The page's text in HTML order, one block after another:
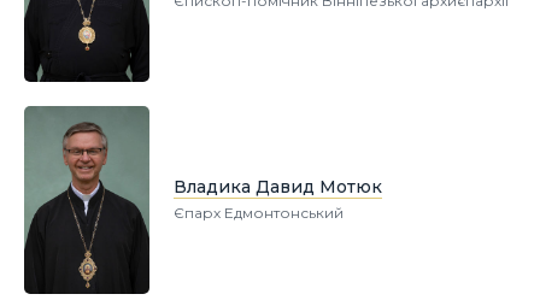
Владика Давид Мотюк
Єпарх Едмонтонський